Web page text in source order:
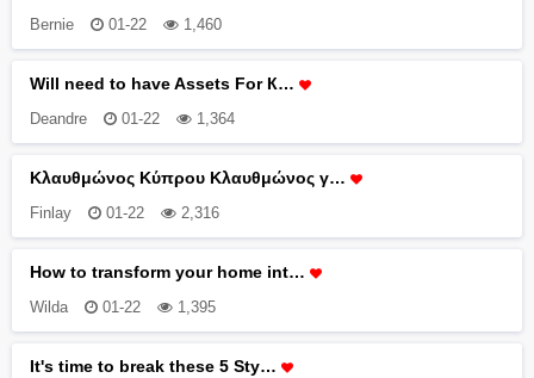
Bernie 01-22 1,460
Will need to have Assets For К…
Deandre 01-22 1,364
Κλαυθμώνος Κύπρου Κλαυθμώνος γ…
Finlay 01-22 2,316
How to transform your home int…
Wilda 01-22 1,395
It's time to break these 5 Sty…